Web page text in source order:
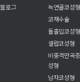
로그
늑연골코성형
코재수술
돌출입코성형
셀럽코성형
비중격만곡
성형
남자코성형